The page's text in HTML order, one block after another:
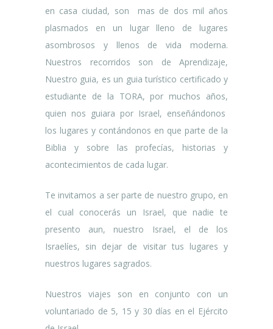
en casa ciudad, son
mas de dos mil años
plasmados en un lugar lleno de lugares
asombrosos y llenos de vida moderna.
Nuestros recorridos son de Aprendizaje,
Nuestro guia, es un guia turístico certificado y
estudiante de la TORA, por muchos años,
quien nos guiara por Israel, enseñándonos
los lugares y contándonos en que parte de la
Biblia y sobre las profecías, historias y
acontecimientos de cada lugar.
Te invitamos a ser parte de nuestro grupo, en
el cual conocerás un Israel, que nadie te
presento aun, nuestro Israel, el de los
Israelíes, sin dejar de visitar tus lugares y
nuestros lugares sagrados.
Nuestros viajes son en conjunto con un
voluntariado de 5, 15 y 30 días en el Ejército